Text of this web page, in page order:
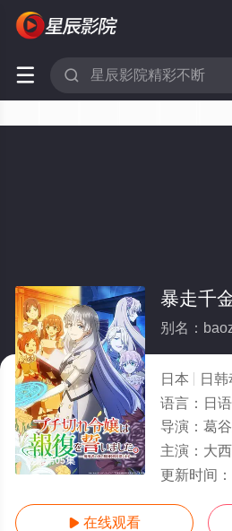
 
更新第05集
日本 日
语言： 日语
导演： 葛
主演： 大西沙织,长
更新时间：
 在线观看